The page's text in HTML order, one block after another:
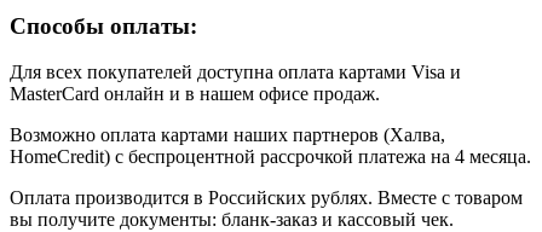
Способы оплаты:
Для всех покупателей доступна оплата картами Visa и
MasterCard онлайн и в нашем офисе продаж.
Возможно оплата картами наших партнеров (Халва,
НоmeCredit) с беспроцентной рассрочкой платежа на 4 месяца.
Оплата производится в Российских рублях. Вместе с товаром
вы получите документы: бланк-заказ и кассовый чек.